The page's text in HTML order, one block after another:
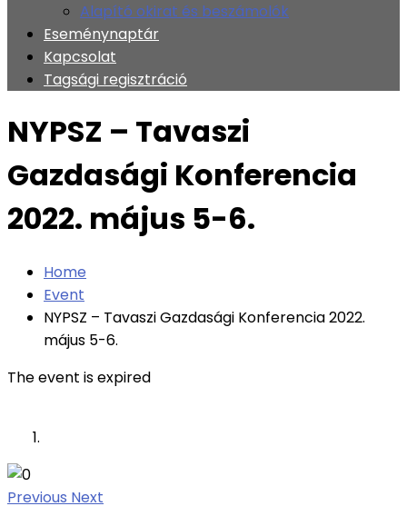
Alapító okirat és beszámolók
Eseménynaptár
Kapcsolat
Tagsági regisztráció
NYPSZ – Tavaszi
Gazdasági Konferencia
2022. május 5-6.
Home
Event
NYPSZ – Tavaszi Gazdasági Konferencia 2022.
május 5-6.
The event is expired
Previous Next